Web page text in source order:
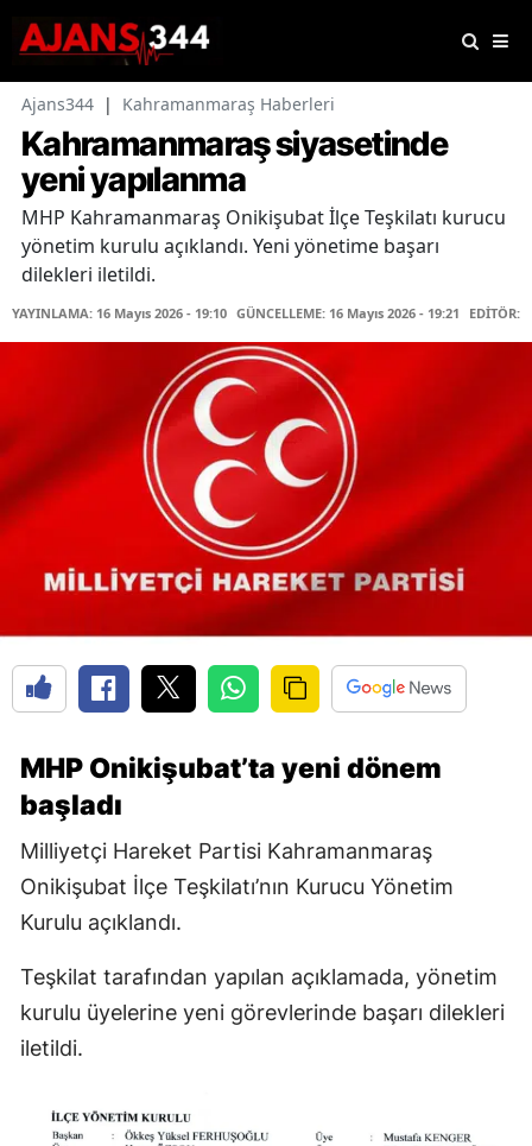
Ajans344 | Kahramanmaraş Haberleri
Kahramanmaraş siyasetinde
yeni yapılanma
MHP Kahramanmaraş Onikişubat İlçe Teşkilatı kurucu
yönetim kurulu açıklandı. Yeni yönetime başarı
dilekleri iletildi.
YAYINLAMA: 16 Mayıs 2026 - 19:10 GÜNCELLEME: 16 Mayıs 2026 - 19:21 EDİTÖR:
MHP Onikişubat’ta yeni dönem
başladı
Milliyetçi Hareket Partisi Kahramanmaraş
Onikişubat İlçe Teşkilatı’nın Kurucu Yönetim
Kurulu açıklandı.
Teşkilat tarafından yapılan açıklamada, yönetim
kurulu üyelerine yeni görevlerinde başarı dilekleri
iletildi.